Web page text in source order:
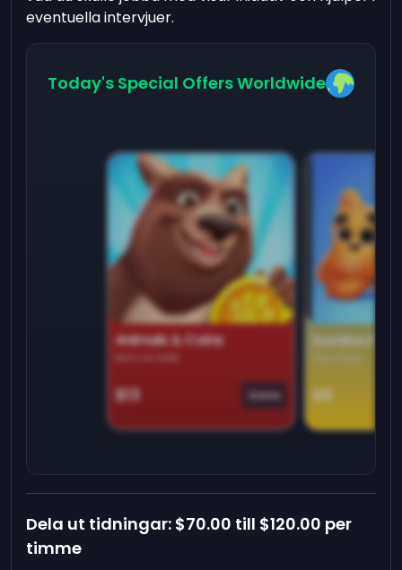
eventuella intervjuer.
Today's Special Offers Worldwide
Animals & Coins
Earn on side
$13 Game
Domino
$9
Dela ut tidningar: $70.00 till $120.00 per
timme